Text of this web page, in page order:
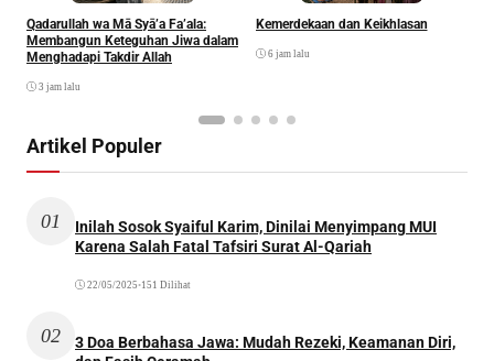
Qadarullah wa Mā Syā’a Fa’ala:
Membangun Keteguhan Jiwa dalam
Menghadapi Takdir Allah
3 jam lalu
Kemerdekaan dan Keikhlasan
6 jam lalu
Artikel Populer
01
Inilah Sosok Syaiful Karim, Dinilai Menyimpang MUI
Karena Salah Fatal Tafsiri Surat Al-Qariah
22/05/2025 •151 Dilihat
02
3 Doa Berbahasa Jawa: Mudah Rezeki, Keamanan Diri,